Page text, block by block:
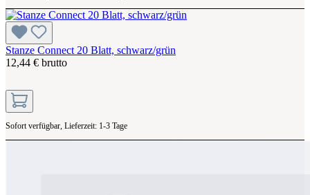
Stanze Connect 20 Blatt, schwarz/grün
12,44 € brutto
Sofort verfügbar, Lieferzeit: 1-3 Tage